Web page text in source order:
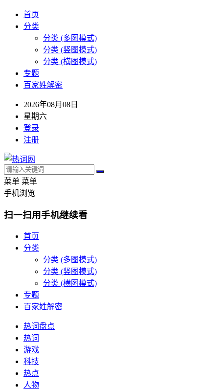
首页
分类
分类 (多图模式)
分类 (竖图模式)
分类 (横图模式)
专题
百家姓解密
2026年08月08日
星期六
登录
注册
菜单 菜单
手机浏览
扫一扫用手机继续看
首页
分类
分类 (多图模式)
分类 (竖图模式)
分类 (横图模式)
专题
百家姓解密
热词盘点
热词
游戏
科技
热点
人物